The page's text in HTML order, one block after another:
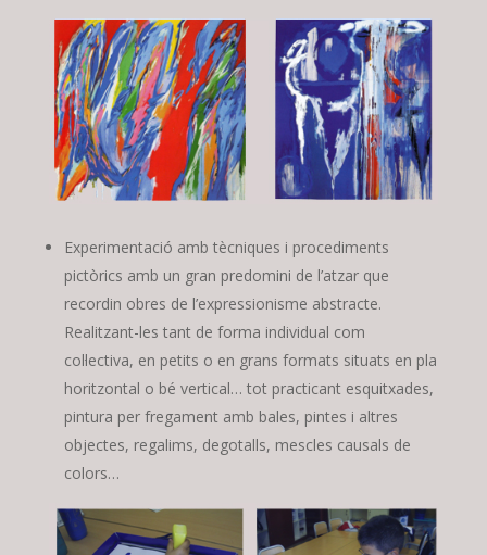
Experimentació amb tècniques i procediments
pictòrics amb un gran predomini de l’atzar que
recordin obres de l’expressionisme abstracte.
Realitzant-les tant de forma individual com
col·lectiva, en petits o en grans formats situats en pla
horitzontal o bé vertical… tot practicant esquitxades,
pintura per fregament amb bales, pintes i altres
objectes, regalims, degotalls, mescles causals de
colors…